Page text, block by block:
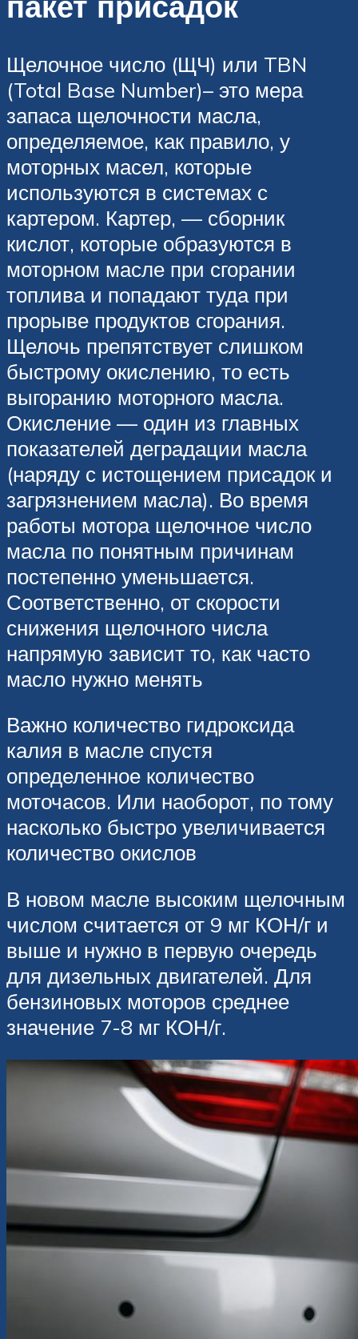
Щелочное число (ЩЧ) или TBN
(Total Base Number)– это мера
запаса щелочности масла,
определяемое, как правило, у
моторных масел, которые
используются в системах с
картером. Картер, — сборник
кислот, которые образуются в
моторном масле при сгорании
топлива и попадают туда при
прорыве продуктов сгорания.
Щелочь препятствует слишком
быстрому окислению, то есть
выгоранию моторного масла.
Окисление — один из главных
показателей деградации масла
(наряду с истощением присадок и
загрязнением масла). Во время
работы мотора щелочное число
масла по понятным причинам
постепенно уменьшается.
Соответственно, от скорости
снижения щелочного числа
напрямую зависит то, как часто
масло нужно менять
Важно количество гидроксида
калия в масле спустя
определенное количество
моточасов. Или наоборот, по тому
насколько быстро увеличивается
количество окислов
В новом масле высоким щелочным
числом считается от 9 мг КОН/г и
выше и нужно в первую очередь
для дизельных двигателей. Для
бензиновых моторов среднее
значение 7-8 мг КОН/г.